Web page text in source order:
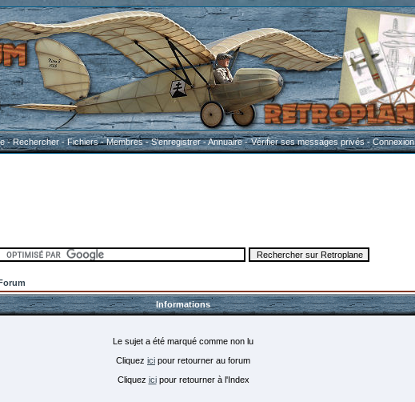
-Rechercher-Fichiers-Membres-S'enregistrer-Annuaire-Vérifier ses messages privés-Connexion
Informations
Le sujet a été marqué comme non lu
Cliquez ici pour retourner au forum
Cliquez icipour retourner à l'Index